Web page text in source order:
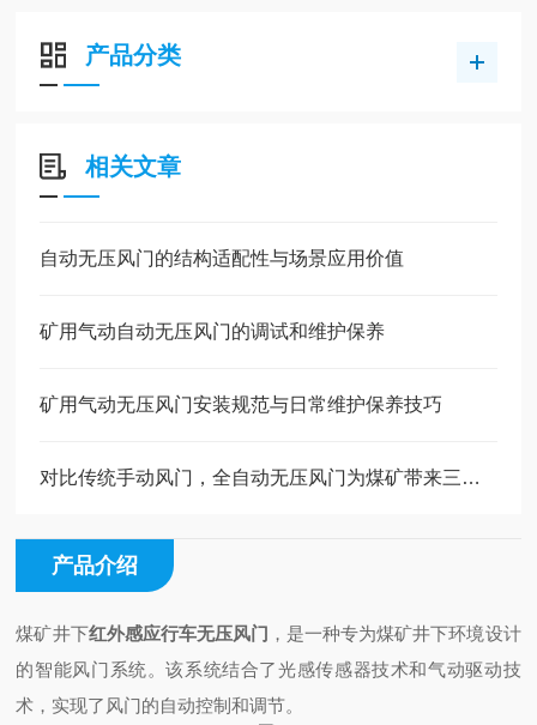
产品分类
相关文章
自动无压风门的结构适配性与场景应用价值
矿用气动自动无压风门的调试和维护保养
矿用气动无压风门安装规范与日常维护保养技巧
对比传统手动风门，全自动无压风门为煤矿带来三重核心收益
产品介绍
煤矿井下红外感应行车无压风门 ，是一种专为煤矿井下环境设计
的智能风门系统。该系统结合了光感传感器技术和气动驱动技
术，实现了风门的自动控制和调节。